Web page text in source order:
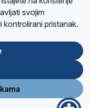
KontaktPravila privatnosti
sustavom
svojim
kontrolirani pristanak.